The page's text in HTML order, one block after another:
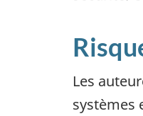
Les
systèmes